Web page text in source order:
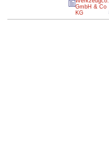
GmbH & Co
KG